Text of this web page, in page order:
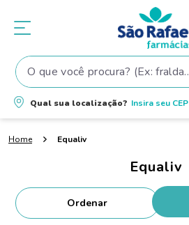
O que você procura? (Ex: fralda...)
Qual sua localização? Insira seu CEP
Equaliv
Equaliv
Termos mais buscados
1º fralda
2 shampoo
5º tintura cabelo